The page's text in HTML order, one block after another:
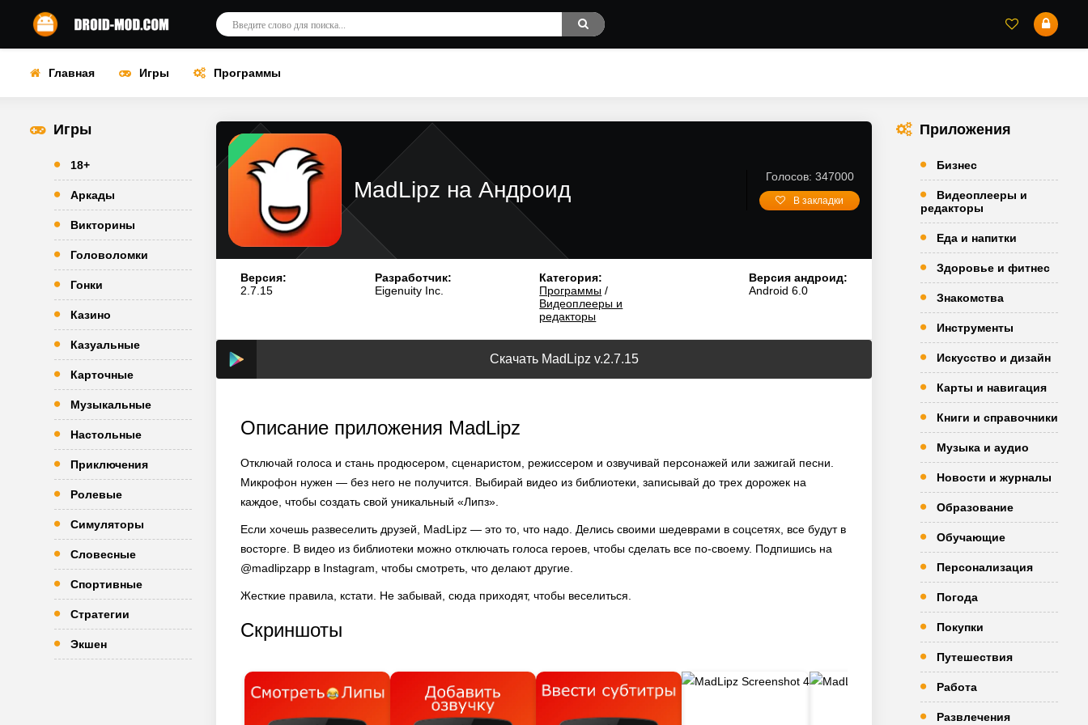
Главная Игры Программы
Игры
18+
Аркады
Викторины
Головоломки
Гонки
Казино
Казуальные
Карточные
Музыкальные
Настольные
Приключения
Ролевые
Симуляторы
Словесные
Спортивные
Стратегии
Экшен
MadLipz на Андроид
Голосов: 347000
В закладки
Версия:
2.7.15
Разработчик:
Eigenuity Inc.
Категория:
Программы /
Видеоплееры и
редакторы
Версия андроид:
Android 6.0
Скачать MadLipz v.2.7.15
Описание приложения MadLipz
Отключай голоса и стань продюсером, сценаристом, режиссером и озвучивай персонажей или зажигай песни.
Микрофон нужен — без него не получится. Выбирай видео из библиотеки, записывай до трех дорожек на
каждое, чтобы создать свой уникальный «Липз».
Если хочешь развеселить друзей, MadLipz — это то, что надо. Делись своими шедеврами в соцсетях, все будут в
восторге. В видео из библиотеки можно отключать голоса героев, чтобы сделать все по-своему. Подпишись на
@madlipzapp в Instagram, чтобы смотреть, что делают другие.
Жесткие правила, кстати. Не забывай, сюда приходят, чтобы веселиться.
Скриншоты
Приложения
Бизнес
Видеоплееры и
редакторы
Еда и напитки
Здоровье и фитнес
Знакомства
Инструменты
Искусство и дизайн
Карты и навигация
Книги и справочники
Музыка и аудио
Новости и журналы
Образование
Обучающие
Персонализация
Погода
Покупки
Путешествия
Работа
Развлечения